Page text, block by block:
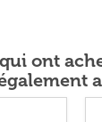
ont